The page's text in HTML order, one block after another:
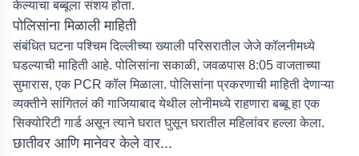
केल्याचा बब्बूला संशय होता.
पोलिसांना मिळाली माहिती
संबंधित घटना पश्चिम दिल्लीच्या ख्याली परिसरातील जेजे कॉलनीमध्ये
घडल्याची माहिती आहे. पोलिसांना सकाळी, जवळपास 8:05 वाजताच्या
सुमारास, एक PCR कॉल मिळाला. पोलिसांना प्रकरणाची माहिती देणाऱ्या
व्यक्तीने सांगितलं की गाजियाबाद येथील लोनीमध्ये राहणारा बब्बू हा एक
सिक्योरिटी गार्ड असून त्याने घरात घुसून घरातील महिलांवर हल्ला केला.
छातीवर आणि मानेवर केले वार...